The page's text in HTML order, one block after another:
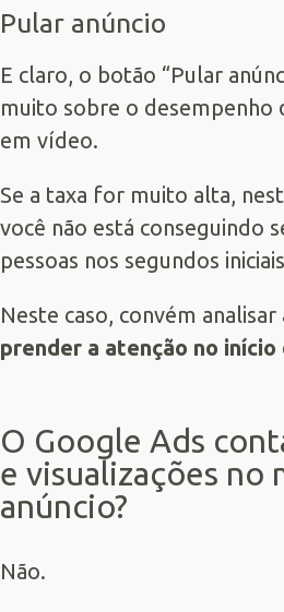
Pular anúncio
E claro, o botão “Pular
muito sobre o desempenho
em vídeo.
Se a taxa for muito alta,
você não está conseguindo
pessoas nos segundos
Neste caso, convém analisar
prender a atenção no início
O Google Ads
e visualizações no
anúncio?
Não.